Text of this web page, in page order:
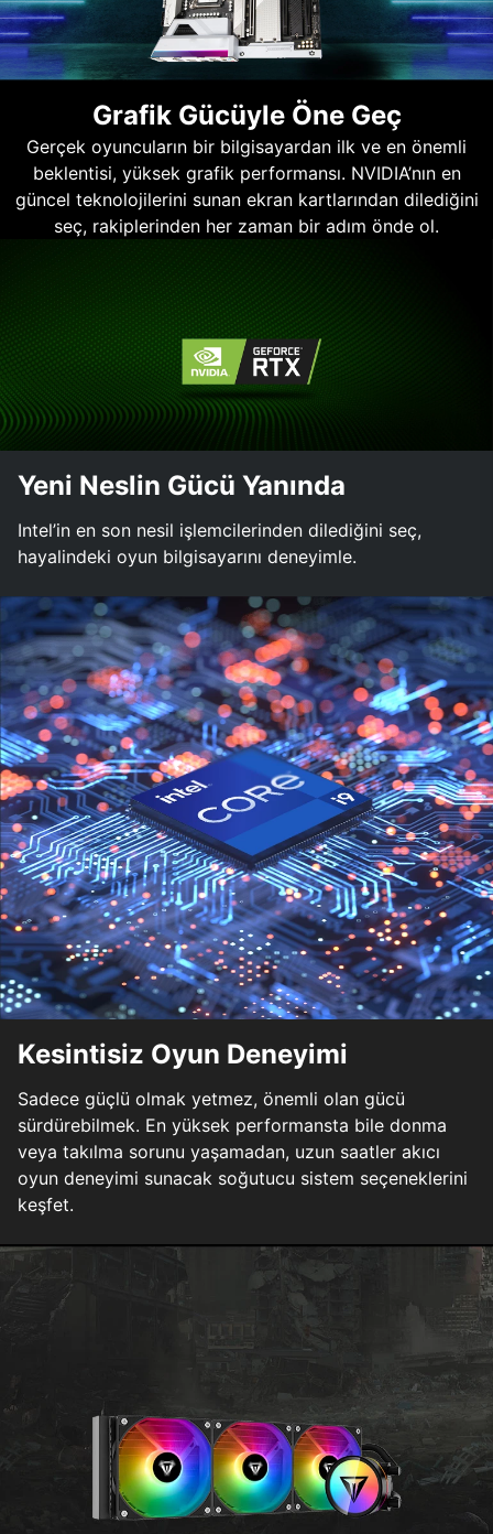
Grafik Gücüyle Öne Geç
Gerçek oyuncuların bir bilgisayardan ilk ve en önemli
beklentisi, yüksek grafik performansı. NVIDIA’nın en
güncel teknolojilerini sunan ekran kartlarından dilediğini
seç, rakiplerinden her zaman bir adım önde ol.
Yeni Neslin Gücü Yanında
Intel’in en son nesil işlemcilerinden dilediğini seç,
hayalindeki oyun bilgisayarını deneyimle.
Kesintisiz Oyun Deneyimi
Sadece güçlü olmak yetmez, önemli olan gücü
sürdürebilmek. En yüksek performansta bile donma
veya takılma sorunu yaşamadan, uzun saatler akıcı
oyun deneyimi sunacak soğutucu sistem seçeneklerini
keşfet.